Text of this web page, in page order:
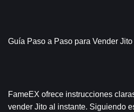
Guía Paso a Paso para Vender
FameEX ofrece instrucciones
vender Jito al instante. Siguiendo